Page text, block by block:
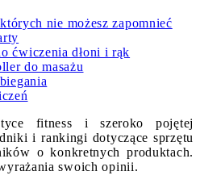
nie możesz zapomnieć
ćwiczenia dłoni i rąk
do masażu
fitness i szeroko pojętej
i rankingi dotyczące sprzętu
o konkretnych produktach.
swoich opinii.